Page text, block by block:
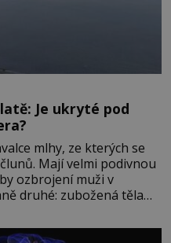
Je ukryté pod
mlhy, ze kterých se
Mají velmi podivnou
ozbrojení muži v
druhé: zubožená těla
jaro roku 1945, druhá